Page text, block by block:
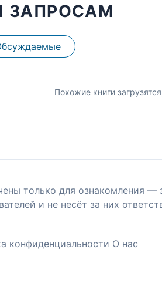
ЗАПРОСАМ
Похожие книги
только для ознакомления
и не несёт за них
конфиденциальности О нас